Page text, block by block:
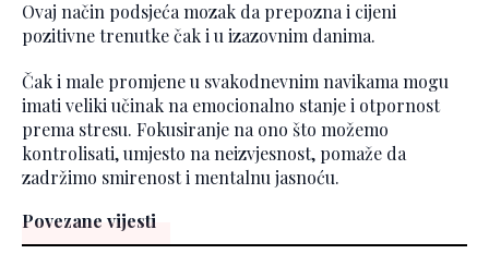
Ovaj način podsjeća mozak da prepozna i cijeni
pozitivne trenutke čak i u izazovnim danima.
Čak i male promjene u svakodnevnim navikama mogu
imati veliki učinak na emocionalno stanje i otpornost
prema stresu. Fokusiranje na ono što možemo
kontrolisati, umjesto na neizvjesnost, pomaže da
zadržimo smirenost i mentalnu jasnoću.
Povezane vijesti